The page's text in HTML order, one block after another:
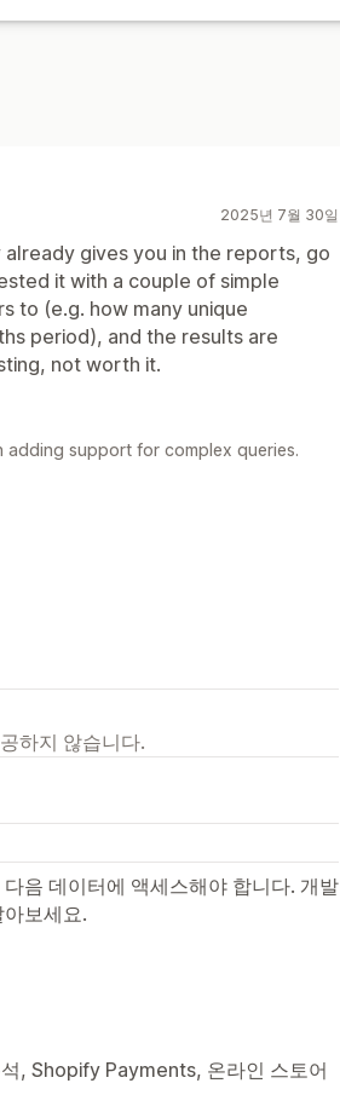
2025년 7월 30일
gives you in the reports, go
it with a couple of simple
to (e.g. how many unique
period), and the results are
not worth it.
adding support for complex queries.
하지 않습니다.
음 데이터에 액세스해야 합니다. 개발
보세요.
, Shopify Payments, 온라인 스토어